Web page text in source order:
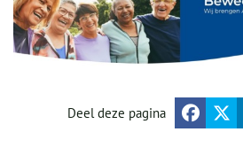
Deel deze pagina